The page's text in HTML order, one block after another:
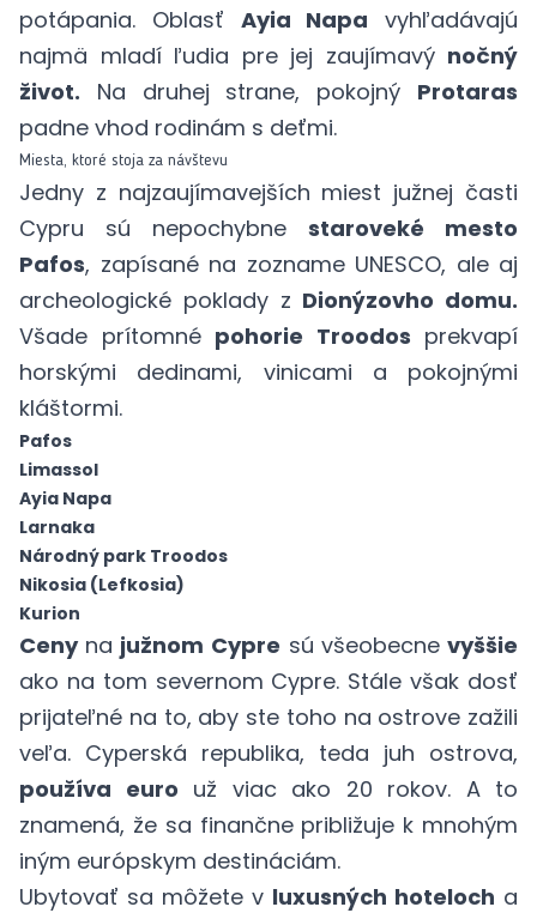
potápania. Oblasť Ayia Napa vyhľadávajú
najmä mladí ľudia pre jej zaujímavý nočný
život. Na druhej strane, pokojný Protaras
padne vhod rodinám s deťmi.
Miesta, ktoré stoja za návštevu
Jedny z najzaujímavejších miest južnej časti
Cypru sú nepochybne staroveké mesto
Pafos, zapísané na zozname UNESCO, ale aj
archeologické poklady z Dionýzovho domu.
Všade prítomné pohorie Troodos prekvapí
horskými dedinami, vinicami a pokojnými
kláštormi.
Pafos
Limassol
Ayia Napa
Larnaka
Národný park Troodos
Nikosia (Lefkosia)
Kurion
Ceny na južnom Cypre sú všeobecne vyššie
ako na tom severnom Cypre. Stále však dosť
prijateľné na to, aby ste toho na ostrove zažili
veľa. Cyperská republika, teda juh ostrova,
používa euro už viac ako 20 rokov. A to
znamená, že sa finančne približuje k mnohým
iným európskym destináciám.
Ubytovať sa môžete v luxusných hoteloch a